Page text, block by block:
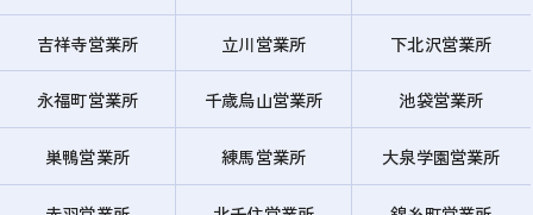
吉祥寺営業所 立川営業所 下北沢営業所
永福町営業所 千歳烏山営業所 池袋営業所
巣鴨営業所 練馬営業所 大泉学園営業所